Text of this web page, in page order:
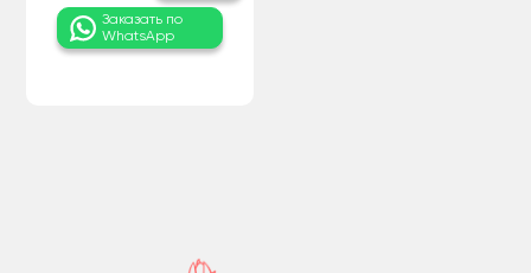
Заказать по
WhatsApp